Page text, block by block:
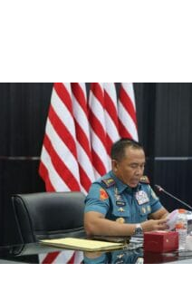
m
n
U
i
N